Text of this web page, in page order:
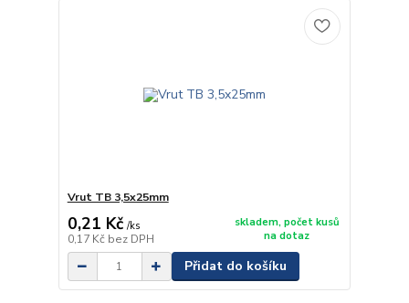
Vrut TB 3,5x25mm
0,21 Kč /ks
0,17 Kč bez DPH
skladem, počet kusů
na dotaz
Přidat do košíku